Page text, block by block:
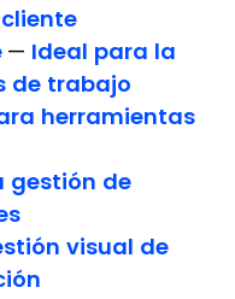
— Ideal para la
de trabajo
herramientas
gestión de
visual de